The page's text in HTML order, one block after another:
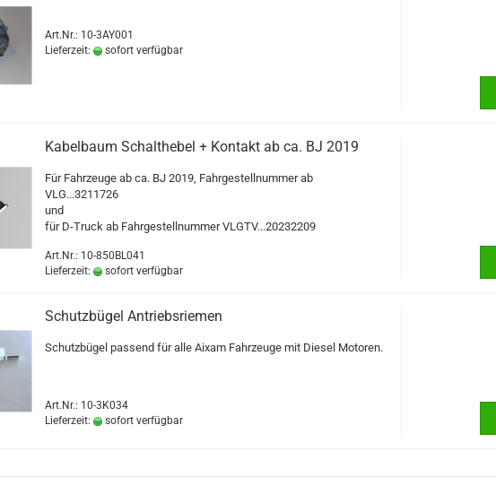
Art.Nr.: 10-3AY001
Lieferzeit:
sofort verfügbar
Kabelbaum Schalthebel + Kontakt ab ca. BJ 2019
Für Fahrzeuge ab ca. BJ 2019, Fahrgestellnummer ab
VLG...3211726
und
für D-Truck ab Fahrgestellnummer VLGTV...20232209
Art.Nr.: 10-850BL041
Lieferzeit:
sofort verfügbar
Schutzbügel Antriebsriemen
Schutzbügel passend für alle Aixam Fahrzeuge mit Diesel Motoren.
Art.Nr.: 10-3K034
Lieferzeit:
sofort verfügbar